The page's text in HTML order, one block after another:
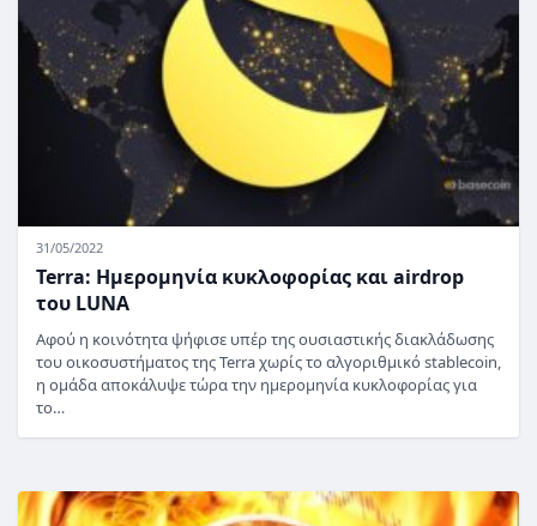
31/05/2022
Terra: Ημερομηνία κυκλοφορίας και airdrop
του LUNA
Αφού η κοινότητα ψήφισε υπέρ της ουσιαστικής διακλάδωσης
του οικοσυστήματος της Terra χωρίς το αλγοριθμικό stablecoin,
η ομάδα αποκάλυψε τώρα την ημερομηνία κυκλοφορίας για
το…